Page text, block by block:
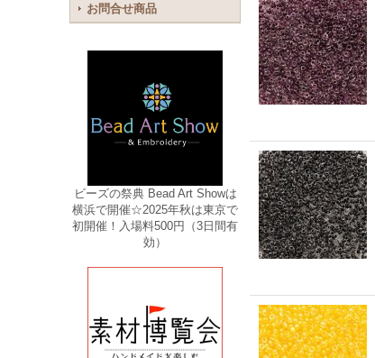
お問合せ商品
ビーズの祭典 Bead Art Showは
横浜で開催☆2025年秋は東京で
初開催！入場料500円（3日間有
効）